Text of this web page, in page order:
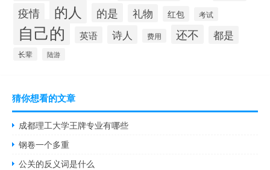
疫情 的人 的是 礼物 红包 考试
自己的 英语 诗人 费用 还不 都是
长辈 陆游
猜你想看的文章
成都理工大学王牌专业有哪些
钢卷一个多重
公关的反义词是什么